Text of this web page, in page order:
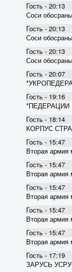
Гость - 20:13
Соси
Гость - 20:13
Соси
Гость - 20:13
Соси
Гость - 20:07
Гость - 19:16
*ПЕДЕРАЦИИ
Гость - 18:14
КОРПУС
Гость - 15:47
Вторая
Гость - 15:47
Вторая
Гость - 15:47
Вторая
Гость - 15:47
Вторая
Гость - 15:47
Вторая
Гость - 17:19
ЗАРУСЬ